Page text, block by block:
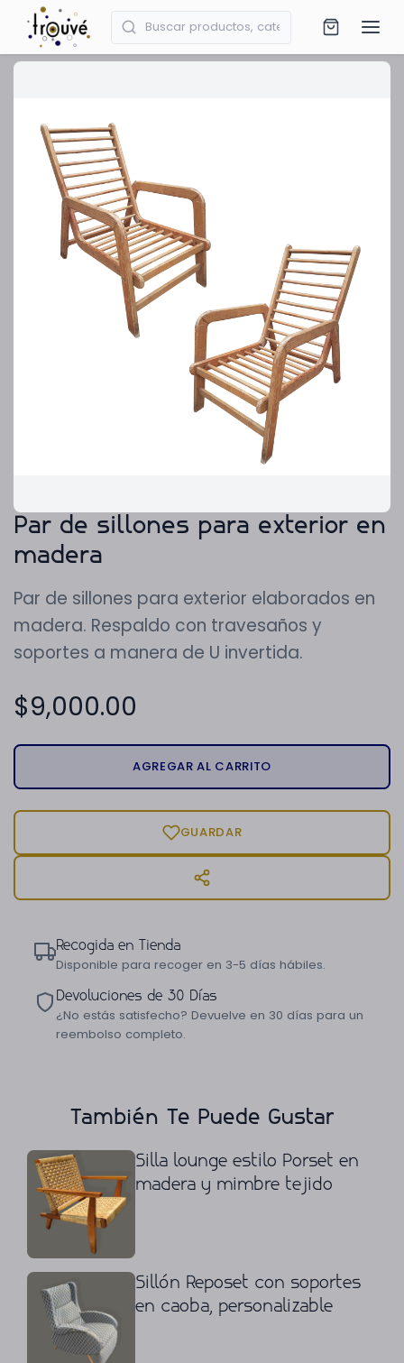
Par de sillones para exterior en
madera
Par de sillones para exterior elaborados en
madera. Respaldo con travesaños y
soportes a manera de U invertida.
$9,000.00
AGREGAR AL CARRITO
GUARDAR
Recogida en Tienda
Disponible para recoger en 3-5 días hábiles.
Devoluciones de 30 Días
¿No estás satisfecho? Devuelve en 30 días para un
reembolso completo.
También Te Puede Gustar
Silla lounge estilo Porset en
madera y mimbre tejido
Sillón Reposet con soportes
en caoba, personalizable